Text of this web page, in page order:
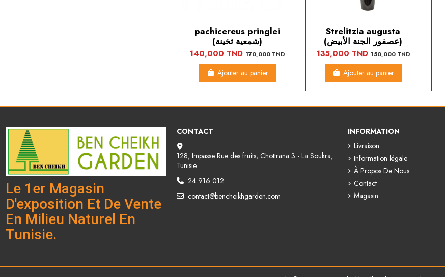
pachicereus pringlei
(شمعية ثخينة)
140,000 TND170,000 TND
Ajouter au panier
Strelitzia augusta
(عصفور الجنة الأبيض)
135,000 TND150,000 TND
Ajouter au panier
Le 1er Magasin
D'exposition Et De Vente
En Milieu Naturel En
Tunisie.
CONTACT
128, Impasse Rue des fruits, Chottrana 3 - La Soukra,
Tunisie
24 916 012
contact@bencheikhgarden.com
INFORMATION
Livraison
Information légale
À Propos De Nous
Contact
Magasin